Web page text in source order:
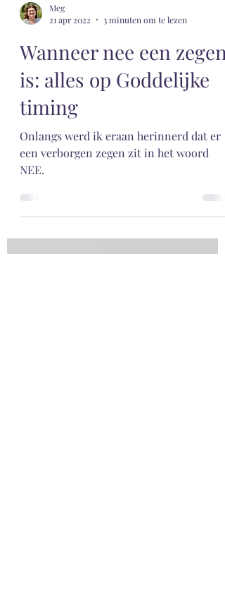
Meg
21 apr 2022
3 minuten om te lezen
Wanneer nee een zegen
is: alles op Goddelijke
timing
NEE.